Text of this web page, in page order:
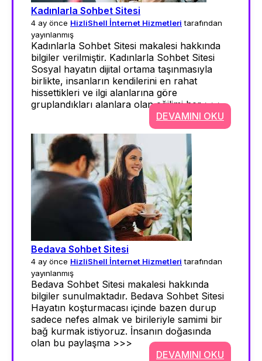
Kadınlarla Sohbet Sitesi
4 ay önce HizliShell İnternet Hizmetleri tarafından
yayınlanmış
Kadınlarla Sohbet Sitesi makalesi hakkında
bilgiler verilmiştir. Kadınlarla Sohbet Sitesi
Sosyal hayatın dijital ortama taşınmasıyla
birlikte, insanların kendilerini en rahat
hissettikleri ve ilgi alanlarına göre
gruplandıkları alanlara olan eğilimi her >>>
DEVAMINI OKU
Bedava Sohbet Sitesi
4 ay önce HizliShell İnternet Hizmetleri tarafından
yayınlanmış
Bedava Sohbet Sitesi makalesi hakkında
bilgiler sunulmaktadır. Bedava Sohbet Sitesi
Hayatın koşturmacası içinde bazen durup
sadece nefes almak ve birileriyle samimi bir
bağ kurmak istiyoruz. İnsanın doğasında
olan bu paylaşma >>>
DEVAMINI OKU